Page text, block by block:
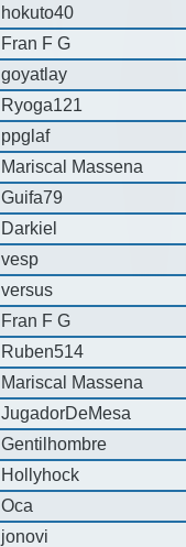
hokuto40
Fran F G
goyatlay
Ryoga121
ppglaf
Mariscal Massena
Guifa79
Darkiel
vesp
versus
Fran F G
Ruben514
Mariscal Massena
JugadorDeMesa
Gentilhombre
Hollyhock
Oca
jonovi